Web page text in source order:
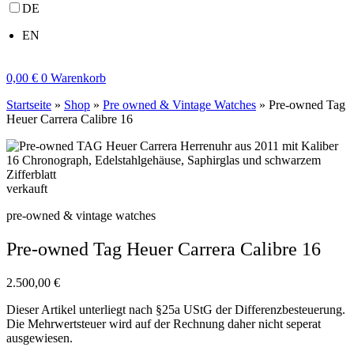
DE
EN
0,00 € 0 Warenkorb
Startseite » Shop » Pre owned & Vintage Watches » Pre-owned Tag
Heuer Carrera Calibre 16
verkauft
pre-owned & vintage watches
Pre-owned Tag Heuer Carrera Calibre 16
2.500,00 €
Dieser Artikel unterliegt nach §25a UStG der Differenzbesteuerung.
Die Mehrwertsteuer wird auf der Rechnung daher nicht seperat
ausgewiesen.